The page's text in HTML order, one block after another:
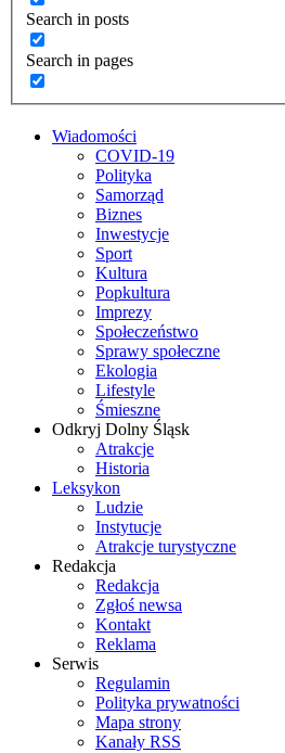
Search in posts
Search in pages
Wiadomości
COVID-19
Polityka
Samorząd
Biznes
Inwestycje
Sport
Kultura
Popkultura
Imprezy
Społeczeństwo
Sprawy społeczne
Ekologia
Lifestyle
Śmieszne
Odkryj Dolny Śląsk
Atrakcje
Historia
Leksykon
Ludzie
Instytucje
Atrakcje turystyczne
Redakcja
Redakcja
Zgłoś newsa
Kontakt
Reklama
Serwis
Regulamin
Polityka prywatności
Mapa strony
Kanały RSS